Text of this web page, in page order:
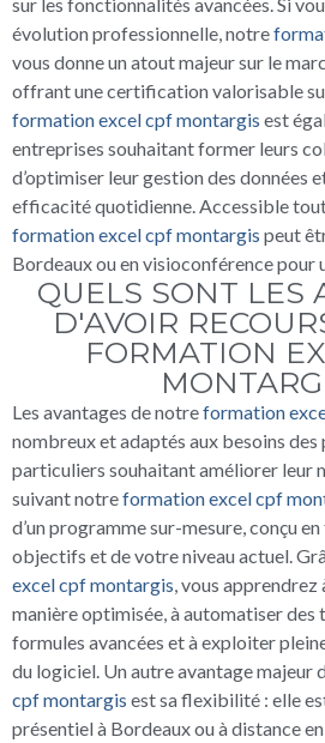
évolution professionnelle, notre
vous donne un atout majeur sur le
offrant une certification valorisable
formation excel cpf montargis est
entreprises souhaitant former leurs
d’optimiser leur gestion des données
efficacité quotidienne. Accessible
formation excel cpf montargis peut
Bordeaux ou en visioconférence pour
QUELS SONT LES
D'AVOIR
FORMATION
Les avantages de notreformation
nombreux et adaptés aux besoins des
particuliers souhaitant améliorer leur
suivant notreformation excel cpf
d’un programme sur-mesure, conçu
objectifs et de votre niveau actuel.
excel cpf montargis , vous
manière optimisée, à automatiser des
formules avancées et à exploiter
du logiciel. Un autre avantage majeur
cpf montargis est sa flexibilité : elle
présentiel à Bordeaux ou à distance